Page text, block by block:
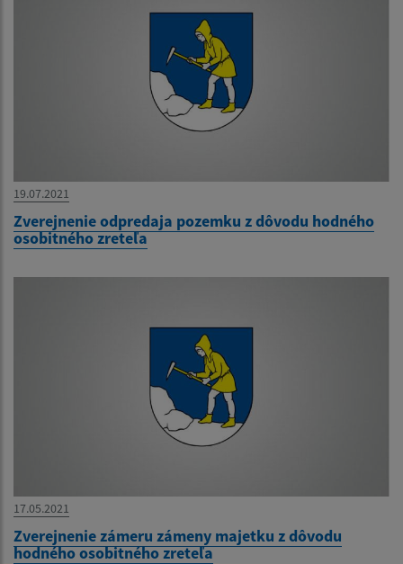
19.07.2021
Zverejnenie odpredaja pozemku z dôvodu hodného
osobitného zreteľa
17.05.2021
Zverejnenie zámeru zámeny majetku z dôvodu
hodného osobitného zreteľa